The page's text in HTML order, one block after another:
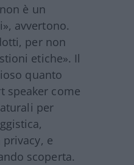
è un
avvertono.
per non
etiche». Il
quanto
speaker come
per
e
scoperta.